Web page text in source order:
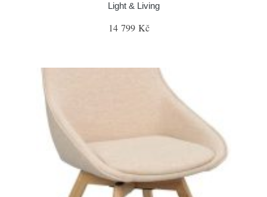
Light & Living
14 799 Kč